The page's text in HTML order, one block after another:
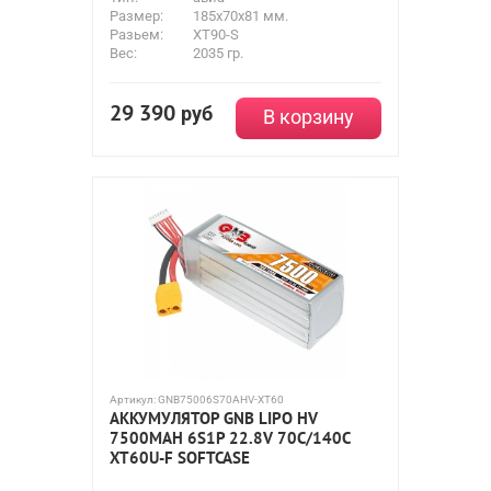
Размер:
185x70x81 мм.
Разьем:
XT90-S
Вес:
2035 гр.
29 390 руб В корзину
Артикул:GNB75006S70AHV-XT60
АККУМУЛЯТОР GNB LIPO HV
7500MAH 6S1P 22.8V 70С/140C
XT60U-F SOFTCASE